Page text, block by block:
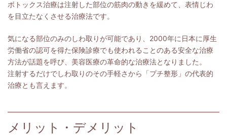
ボトックス治療は注射した部位の筋肉の動きを緩めて、表情じわ
を目立たなくさせる治療法です。
気になる部位のみのしわ取りが可能であり、2000年に日本に厚生
労働省の認可を得た保険診療でも使われることのある安全な治療
方法が話題を呼び、美容医療の革命的な治療法となりました。
注射するだけでしわ取りのその手軽さから「プチ整形」の代表的
治療とも言えます。
メリット・デメリット